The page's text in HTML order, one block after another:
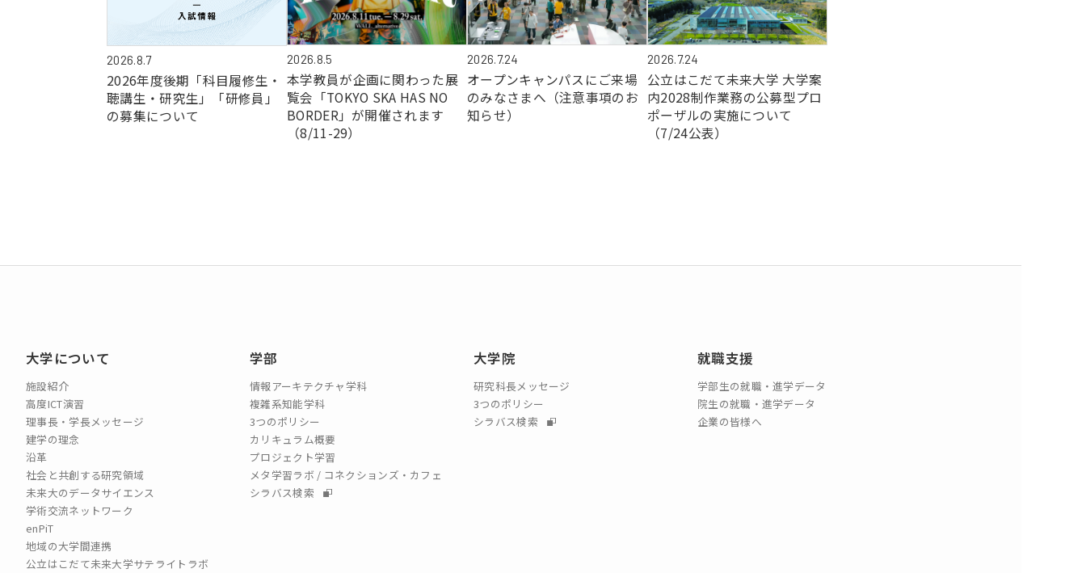
2026.8.7
2026年度後期「科目履修生・
聴講生・研究生」「研修員」
の募集について
2026.8.5
本学教員が企画に関わった展
覧会「TOKYO SKA HAS NO
BORDER」が開催されます
（8/11-29）
2026.7.24
オープンキャンパスにご来場
のみなさまへ（注意事項のお
知らせ）
2026.7.24
公立はこだて未来大学 大学案
内2028制作業務の公募型プロ
ポーザルの実施について
（7/24公表）
大学について
施設紹介
高度ICT演習
理事長・学長メッセージ
建学の理念
沿革
社会と共創する研究領域
未来大のデータサイエンス
学術交流ネットワーク
enPiT
地域の大学間連携
公立はこだて未来大学サテライトラボ
学部
情報アーキテクチャ学科
複雑系知能学科
3つのポリシー
カリキュラム概要
プロジェクト学習
メタ学習ラボ / コネクションズ・カフェ
シラバス検索
大学院
研究科長メッセージ
3つのポリシー
シラバス検索
就職支援
学部生の就職・進学データ
院生の就職・進学データ
企業の皆様へ